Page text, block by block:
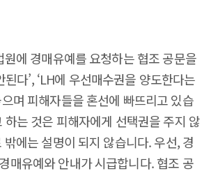
에 경매유예를 요청하는 협조 공문을
다’, ‘LH에 우선매수권을 양도한다는
며 피해자들을 혼선에 빠뜨리고 있습
는 것은 피해자에게 선택권을 주지 않
에는 설명이 되지 않습니다. 우선, 경
매유예와 안내가 시급합니다. 협조 공